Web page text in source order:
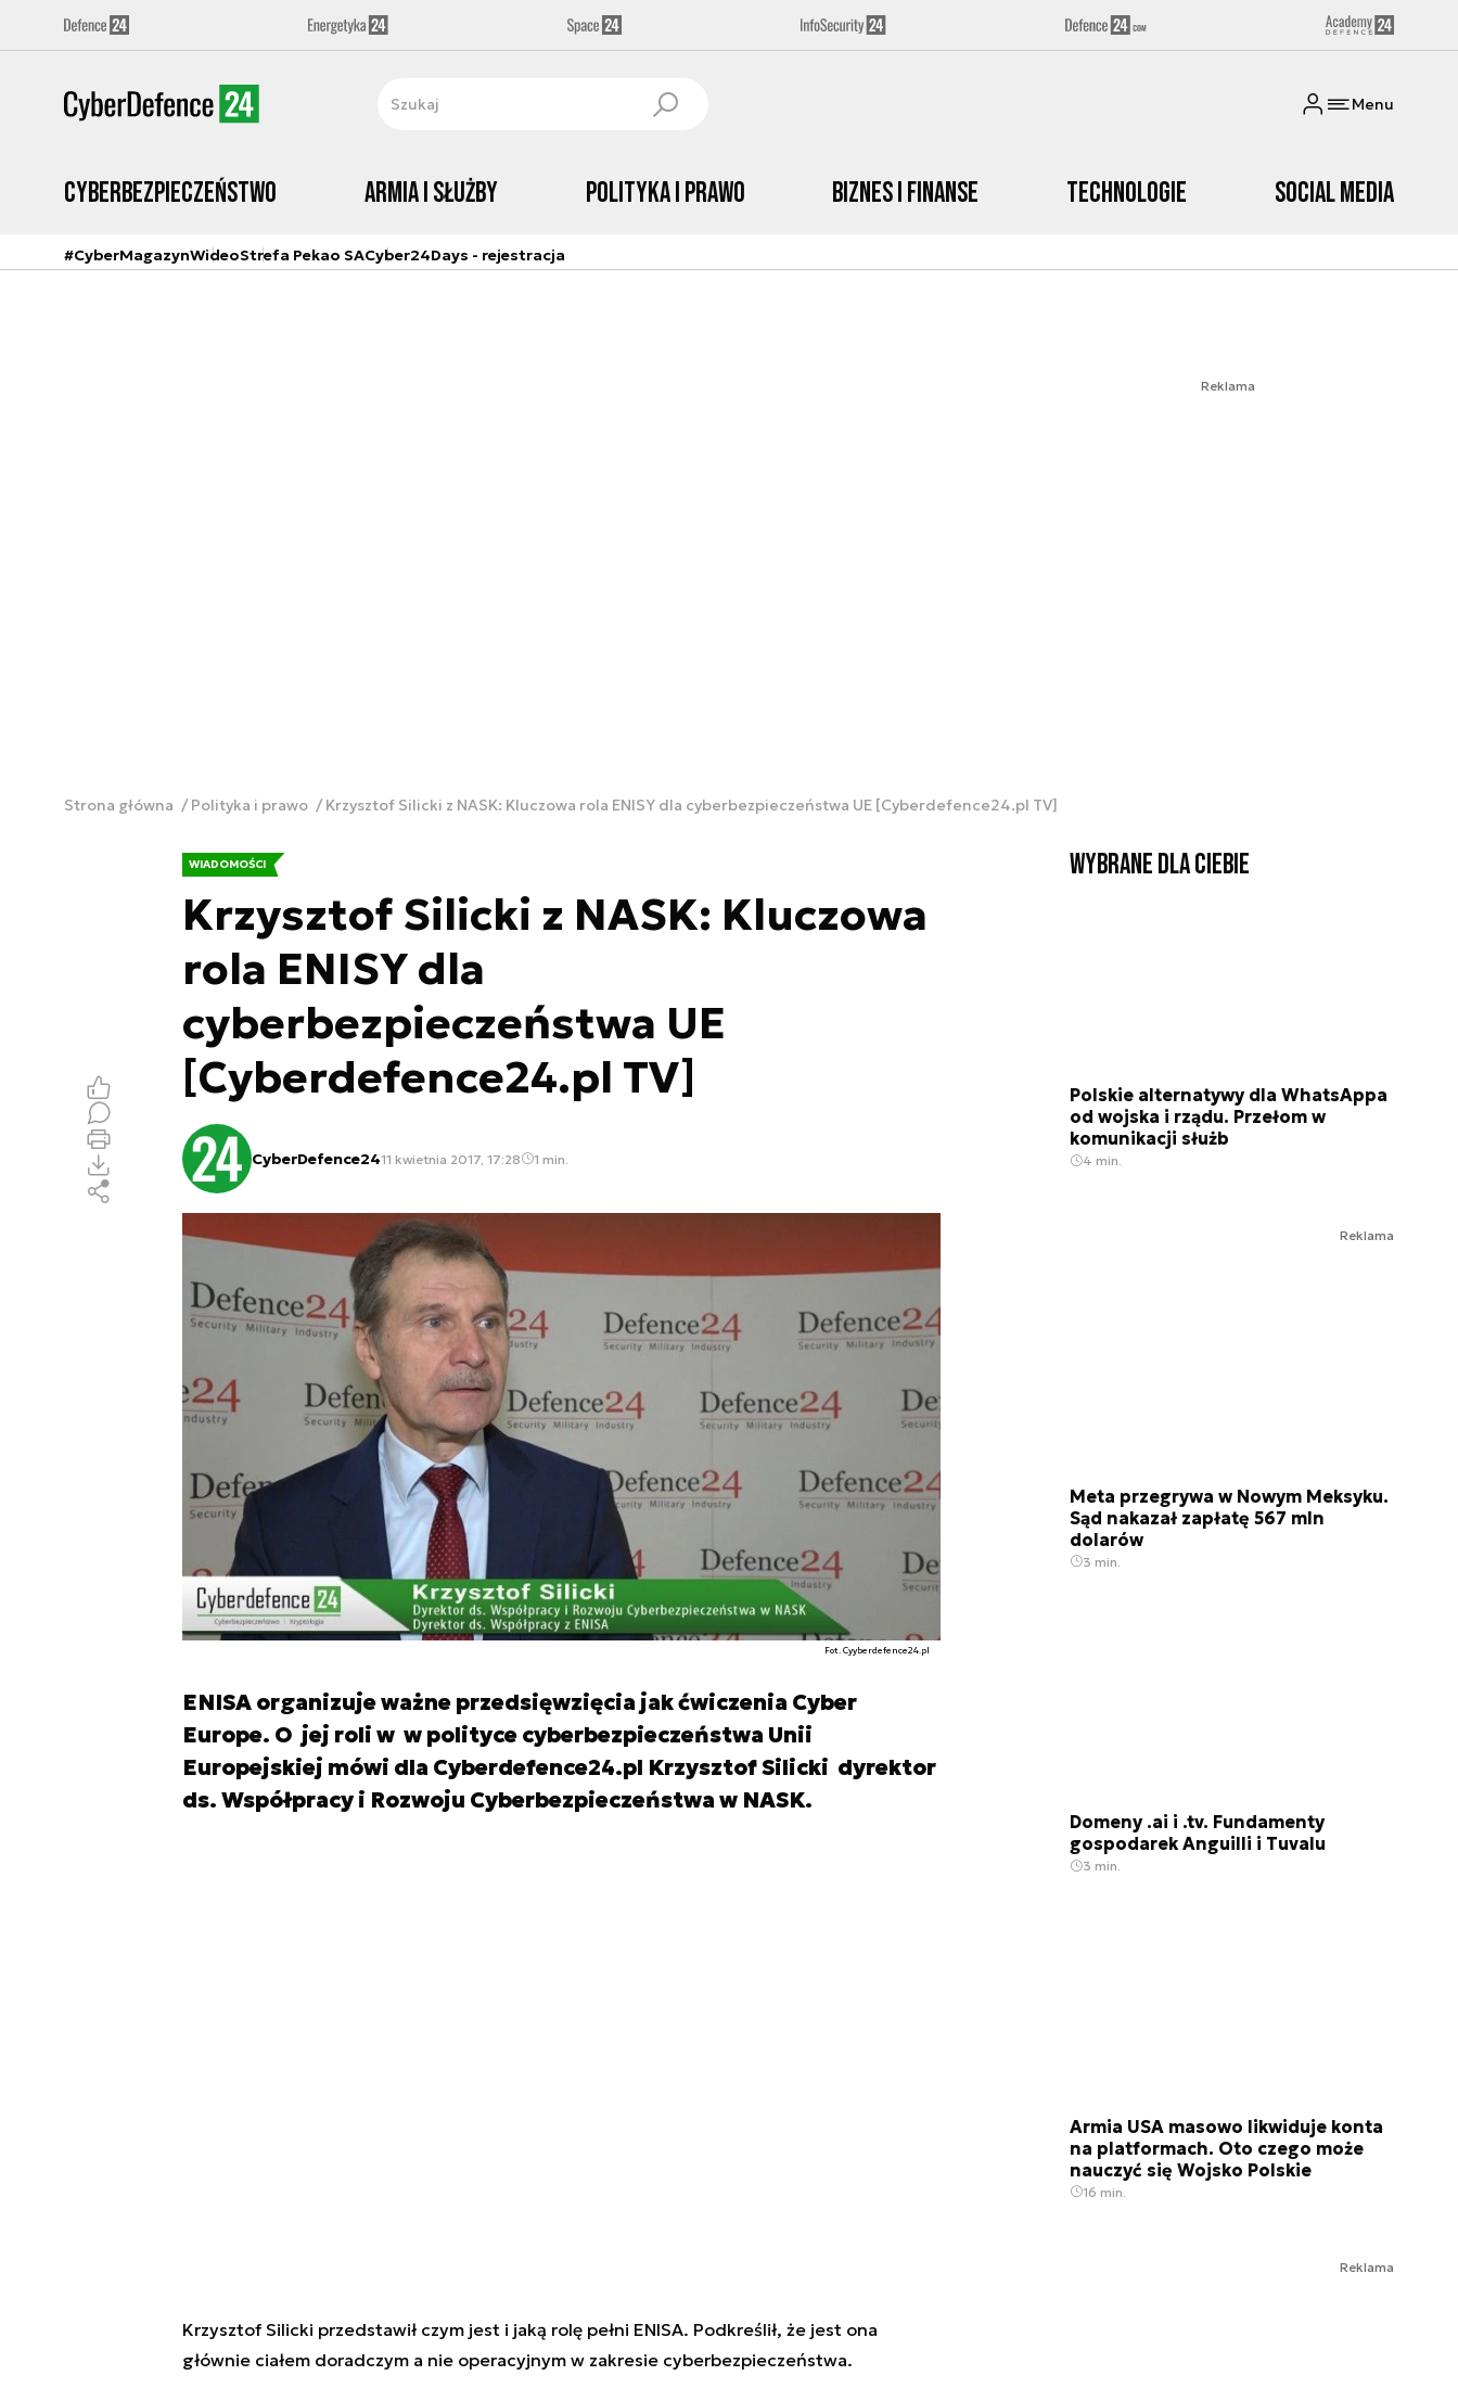
Menu
Cyberbezpieczeństwo Armia i Służby Polityka i prawo Biznes i Finanse Technologie Social media
#CyberMagazynWideoStrefa Pekao SACyber24Days - rejestracja
Reklama
Strona główna Polityka i prawo Krzysztof Silicki z NASK: Kluczowa rola ENISY dla cyberbezpieczeństwa UE [Cyberdefence24.pl TV]
WIADOMOŚCI
Krzysztof Silicki z NASK: Kluczowa
rola ENISY dla
cyberbezpieczeństwa UE
[Cyberdefence24.pl TV]
CyberDefence2411 kwietnia 2017, 17:28 1 min.
Fot. Cyyberdefence24.pl
ENISA organizuje ważne przedsięwzięcia jak ćwiczenia Cyber
Europe. O jej roli w w polityce cyberbezpieczeństwa Unii
Europejskiej mówi dla Cyberdefence24.pl Krzysztof Silicki dyrektor
ds. Współpracy i Rozwoju Cyberbezpieczeństwa w NASK.
Krzysztof Silicki przedstawił czym jest i jaką rolę pełni ENISA. Podkreślił, że jest ona
głównie ciałem doradczym a nie operacyjnym w zakresie cyberbezpieczeństwa.
Wybrane dla Ciebie
Polskie alternatywy dla WhatsAppa
od wojska i rządu. Przełom w
komunikacji służb
4 min.
Reklama
Meta przegrywa w Nowym Meksyku.
Sąd nakazał zapłatę 567 mln
dolarów
3 min.
Domeny .ai i .tv. Fundamenty
gospodarek Anguilli i Tuvalu
3 min.
Armia USA masowo likwiduje konta
na platformach. Oto czego może
nauczyć się Wojsko Polskie
16 min.
Reklama